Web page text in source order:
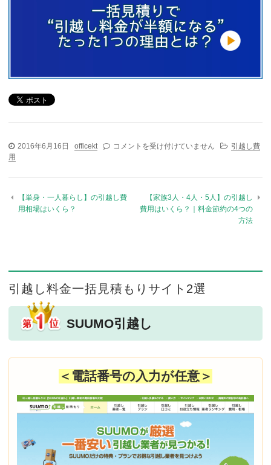
2016年6月16日 officekt
【夫婦・カップル（2人）】の引越し料金相場
コメントを受け付けていません
引越し費
用
【単身・一人暮らし】の引越し費
用相場はいくら？
【家族3人・4人・5人】の引越し
費用はいくら？｜料金節約の4つの
方法
引越し料金一括見積もりサイト2選
SUUMO引越し
＜電話番号の入力が任意＞